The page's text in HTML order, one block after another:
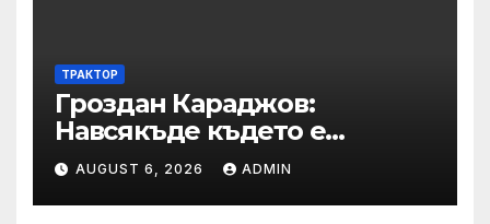
ТРАКТОР
Гроздан Караджов:
Навсякъде където е
възможна човешка грешка
в железницата, трябва да
има система за вторичен
AUGUST 6, 2026 ADMIN